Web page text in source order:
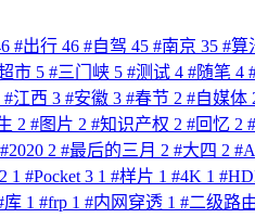
#出行 46 #自驾 45 #南京 35 #算
市 5 #三门峡 5 #测试 4 #随笔 4
#江西 3 #安徽 3 #春节 2 #自媒体
2 #图片 2 #知识产权 2 #回忆 2 #
#2020 2 #最后的三月 2 #大四 2 #
1 #Pocket 3 1 #样片 1 #4K 1 #
库 1 #frp 1 #内网穿透 1 #二级路